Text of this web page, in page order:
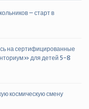
– старт в
на сертифицированные
для детей 5-8
космическую смену